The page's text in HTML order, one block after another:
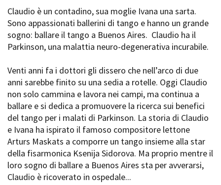
Servizi generali
Location scouting
Spazi nella sede FCTP
Sala Casting
Sala Paolo Tenna
FILM FUNDS
Piemonte Film Tv Fund
Piemonte Film Tv
Development Fund
Piemonte Doc Film Fund
Short Film Fund
PRODUCTION GUIDE
Società di produzione
Strutture di servizio
Berlinale Internationalen
Filmfestspiele Berlin
Festival de Cannes
Biografilm Festival - Bio to B
Locarno Film Festival
Mostra Internazionale d’Arte
Cinematografica Venezia
Toronto International Film
Festival
Festa del Cinema di Roma
Torino Film Festival
David di Donatello
Nastri d’Argento
Premio Solinas
Claudio è un contadino, sua moglie Ivana una sarta.
Sono appassionati ballerini di tango e hanno un grande
sogno: ballare il tango a Buenos Aires. Claudio ha il
Parkinson, una malattia neuro-degenerativa incurabile.
Venti anni fa i dottori gli dissero che nell’arco di due
anni sarebbe finito su una sedia a rotelle. Oggi Claudio
non solo cammina e lavora nei campi, ma continua a
ballare e si dedica a promuovere la ricerca sui benefici
del tango per i malati di Parkinson. La storia di Claudio
e Ivana ha ispirato il famoso compositore lettone
Arturs Maskats a comporre un tango insieme alla star
della fisarmonica Ksenija Sidorova. Ma proprio mentre il
loro sogno di ballare a Buenos Aires sta per avverarsi,
Claudio è ricoverato in ospedale...